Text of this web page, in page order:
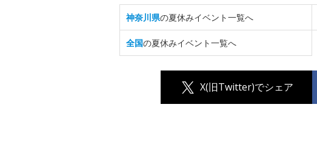
神奈川県の夏休みイベント一覧へ
全国の夏休みイベント一覧へ
X(旧Twitter)でシェア